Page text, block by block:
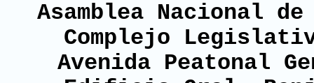
Asamblea Nacional
Complejo
Avenida Peatonal